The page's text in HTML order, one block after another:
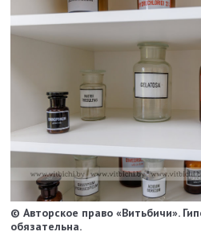
© Авторское право «Витьбичи».
обязательна.